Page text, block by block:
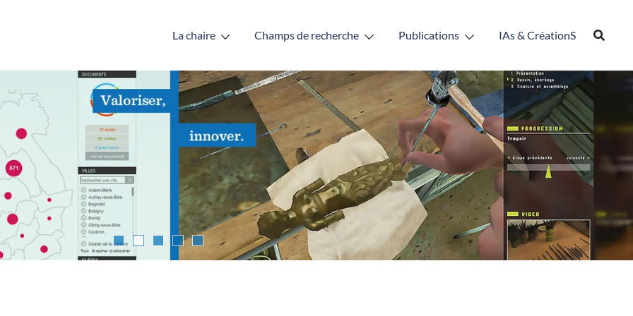
La chaire Champs de recherche Publications IAs & CréationS